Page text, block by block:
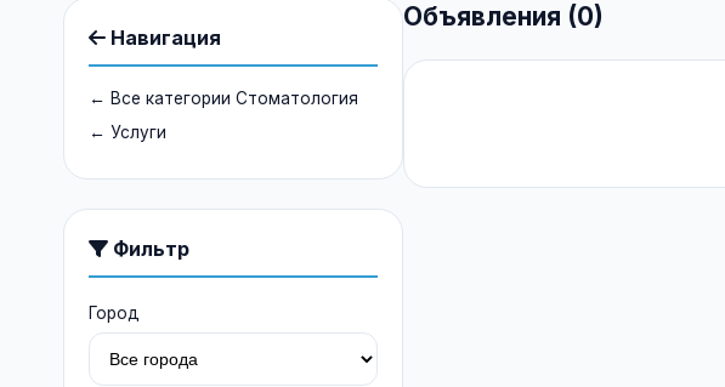
Навигация
← Все категории Стоматология
← Услуги
Фильтр
Город
Объявления (0)